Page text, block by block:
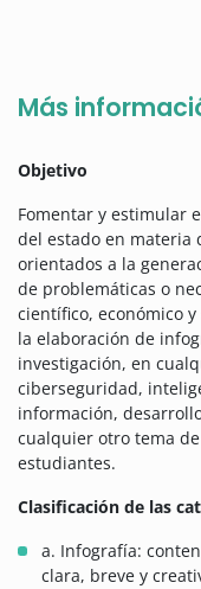
Más
Objetivo
Fomentar y estimular
del estado en materia
orientados a la
de problemáticas o
científico, económico
la elaboración de
investigación, en
ciberseguridad,
información,
cualquier otro tema
estudiantes.
Clasificación de las
a. Infografía:
clara, breve y